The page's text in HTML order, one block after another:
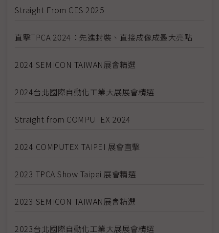
Straight From CES 2025
直擊TPCA 2024：先進封裝、直接成像成最大亮點
2024 SEMICON TAIWAN展會精選
2024台北國際自動化工業大展展會精選
Straight from COMPUTEX 2024
2024 COMPUTEX TAIPEI 展會直擊
2023 TPCA Show Taipei 展會精選
2023 SEMICON TAIWAN展會精選
2023台北國際自動化工業大展展會精選